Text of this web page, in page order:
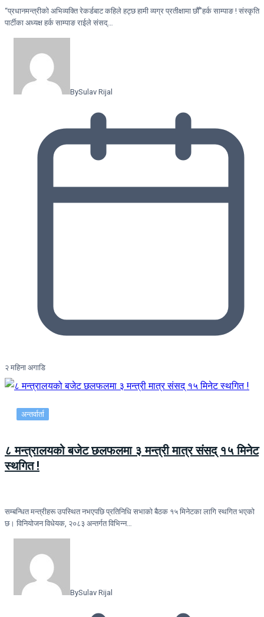
“प्रधानमन्त्रीको अभिव्यक्ति रेकर्डबाट कहिले हट्छ हामी व्यग्र प्रतीक्षामा छौँ”हर्क साम्पाङ ! संस्कृति
पार्टीका अध्यक्ष हर्क साम्पाङ राईले संसद्…
BySulav Rijal
२ महिना अगाडि
अन्तर्वार्ता
८ मन्त्रालयको बजेट छलफलमा ३ मन्त्री मात्र संसद् १५ मिनेट
स्थगित !
सम्बन्धित मन्त्रीहरू उपस्थित नभएपछि प्रतिनिधि सभाको बैठक १५ मिनेटका लागि स्थगित भएको
छ। विनियोजन विधेयक, २०८३ अन्तर्गत विभिन्न…
BySulav Rijal